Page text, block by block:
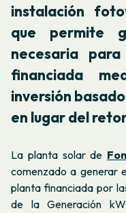
instalación
que permite
necesaria
financiada
inversión
en lugar del
La planta solar de
comenzado a generar
planta financiada por
de la Generación